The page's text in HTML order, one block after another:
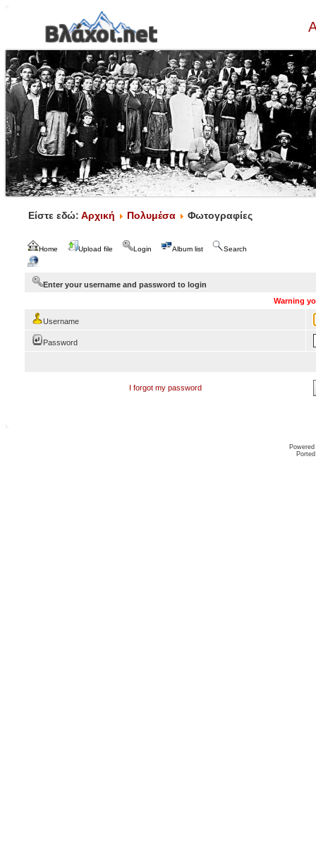
Είστε εδώ: Αρχική Πολυμέσα Φωτογραφίες
Home Upload file Login Album list Search
Enter your username and password to login
Warning
Username
Password
I forgot my password